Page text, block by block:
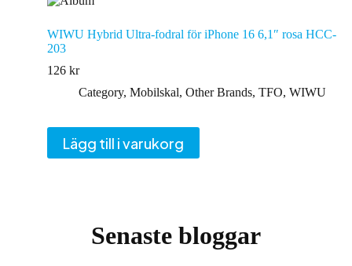
WIWU Hybrid Ultra-fodral för iPhone 16 6,1″ rosa HCC-
203
126 kr
Category, Mobilskal, Other Brands, TFO, WIWU
Lägg till i varukorg
Senaste bloggar